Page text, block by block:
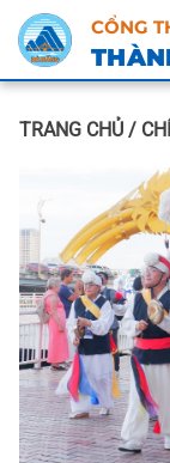
CỔNG
TRANG CHỦ /